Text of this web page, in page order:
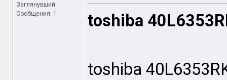
Заглянувший
Сообщения: 1
toshiba
toshiba